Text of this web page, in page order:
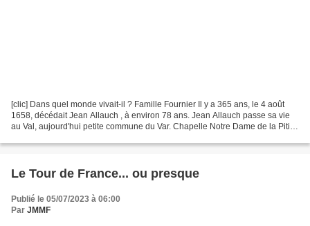
[clic] Dans quel monde vivait-il ? Famille Fournier Il y a 365 ans, le 4 août
1658, décédait Jean Allauch , à environ 78 ans. Jean Allauch passe sa vie
au Val, aujourd'hui petite commune du Var. Chapelle Notre Dame de la Pitié
Le Tour de France... ou presque
Publié le 05/07/2023 à 06:00
Par JMMF